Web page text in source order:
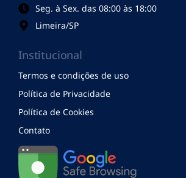
Seg. à Sex. das 08:00 às 18:00
Limeira/SP
Institucional
Termos e condições de uso
Política de Privacidade
Política de Cookies
Contato